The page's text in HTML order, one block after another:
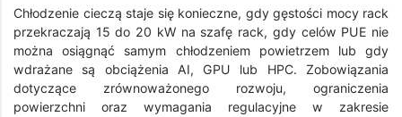
Chłodzenie cieczą staje się konieczne, gdy gęstości mocy rack
przekraczają 15 do 20 kW na szafę rack, gdy celów PUE nie
można osiągnąć samym chłodzeniem powietrzem lub gdy
wdrażane są obciążenia AI, GPU lub HPC. Zobowiązania
dotyczące zrównoważonego rozwoju, ograniczenia
powierzchni oraz wymagania regulacyjne w zakresie